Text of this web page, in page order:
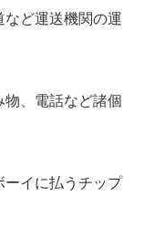
ど運送機関の運
、電話など諸個
ーイに払うチップ